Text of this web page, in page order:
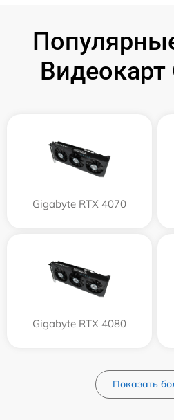
Видеокарт
Gigabyte RTX 4070
Gigabyte RTX 4080
Показать